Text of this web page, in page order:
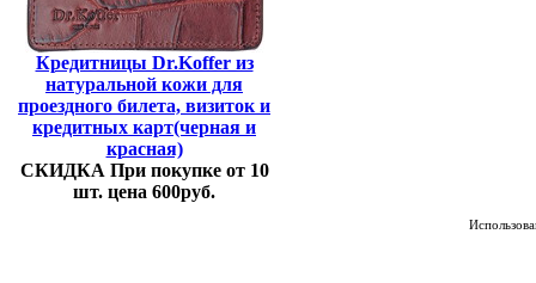
Кредитницы Dr.Koffer из
натуральной кожи для
проездного билета, визиток и
кредитных карт(черная и
красная)
СКИДКА При покупке от 10
шт. цена 600руб.